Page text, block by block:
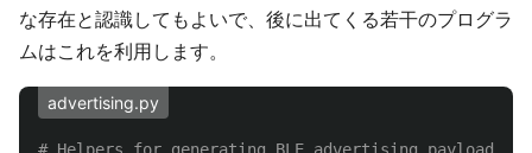
な存在と認識してもよいで、後に出てくる若干のプログラ
ムはこれを利用します。
advertising.py